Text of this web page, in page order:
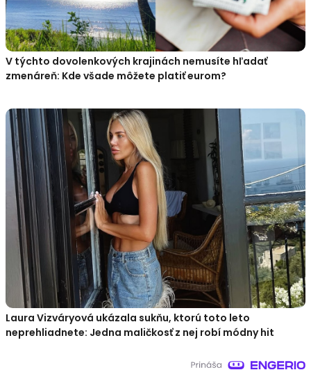
V týchto dovolenkových krajinách nemusíte hľadať
zmenáreň: Kde všade môžete platiť eurom?
Laura Vizváryová ukázala sukňu, ktorú toto leto
neprehliadnete: Jedna maličkosť z nej robí módny hit